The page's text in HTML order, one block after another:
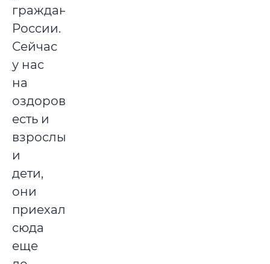
граждан
России.
Сейчас
у нас
на
оздоровлении
есть и
взрослые,
и
дети,
они
приехали
сюда
еще